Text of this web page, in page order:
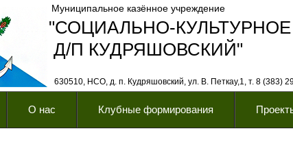
"СОЦИАЛЬНО-
630510, НСО, д. п. Кудряшовский, ул. В. Петкау,1, т. 8 (383)
Муниципальное казённое учреждение
Д/П КУДРЯШОВСКИЙ"
О нас Клубные формирования